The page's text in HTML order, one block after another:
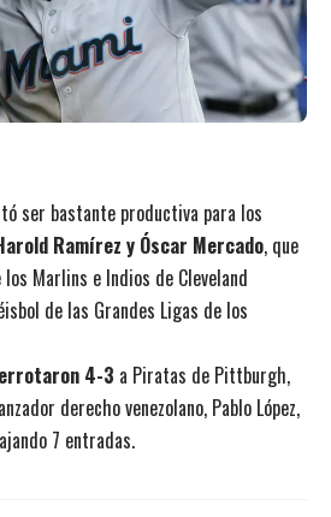
ser bastante productiva para los
Ramírez y Óscar Mercado, que
Marlins e Indios de Cleveland
de las Grandes Ligas de los
4-3 a Piratas de Pittburgh,
derecho venezolano, Pablo López,
7 entradas.